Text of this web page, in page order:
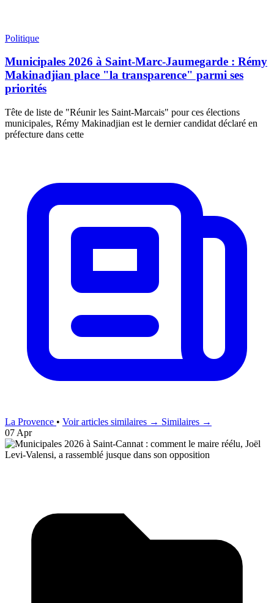
Politique
Municipales 2026 à Saint-Marc-Jaumegarde : Rémy
Makinadjian place "la transparence" parmi ses
priorités
Tête de liste de "Réunir les Saint-Marcais" pour ces élections
municipales, Rémy Makinadjian est le dernier candidat déclaré en
préfecture dans cette
La Provence • Voir articles similaires → Similaires →
07 Apr